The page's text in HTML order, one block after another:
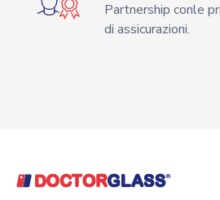
Partnership conle
di assicurazioni.